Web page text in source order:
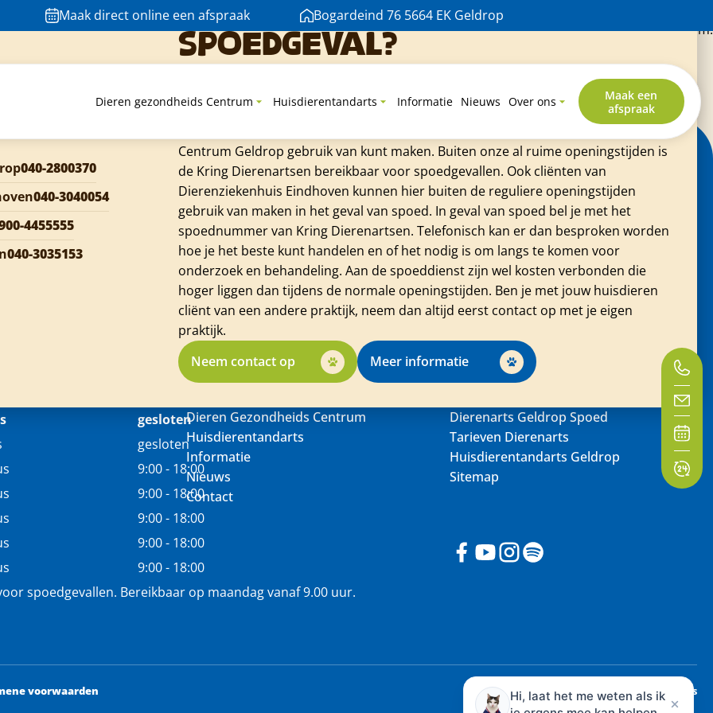
Maak direct online een afspraak Bogardeind 76 5664 EK Geldrop
Dieren gezondheids Centrum Huisdierentandarts Informatie Nieuws Over ons
Maak een
afspraak
Eindhoven. Kon heel snel terecht toen onze kat zich niet lekker voelde, deskundig advies, vriendelijke
zowel mij als mijn kat, kom hier inmiddels ook met mijn 3e kat, en kan niet anders dan heel tevreden zijn .Top Team.
040-2800370
040-3040054
4455555
040-3035153
Spoedgeval?
zorgen. Via ons vaste telefoonnummer hoor je altijd waar je terecht kunt. Ook
buiten openingstijden. Dieren Gezondheids Centrum Geldrop werkt samen met
Centrum Geldrop gebruik van kunt maken. Buiten onze al ruime openingstijden is
de Kring Dierenartsen bereikbaar voor spoedgevallen. Ook cliënten van
Dierenziekenhuis Eindhoven kunnen hier buiten de reguliere openingstijden
gebruik van maken in het geval van spoed. In geval van spoed bel je met het
spoednummer van Kring Dierenartsen. Telefonisch kan er dan besproken worden
hoe je het beste kunt handelen en of het nodig is om langs te komen voor
onderzoek en behandeling. Aan de spoeddienst zijn wel kosten verbonden die
hoger liggen dan tijdens de normale openingstijden. Ben je met jouw huisdieren
cliënt van een andere praktijk, neem dan altijd eerst contact op met je eigen
praktijk.
Neem contact op
Meer informatie
gesloten
gesloten
9:00 - 18:00
9:00 - 18:00
9:00 - 18:00
9:00 - 18:00
9:00 - 18:00
spoedgevallen. Bereikbaar op maandag vanaf 9.00 uur.
Dieren Gezondheids Centrum
Huisdierentandarts
Informatie
Nieuws
Contact
Dierenarts Geldrop Spoed
Tarieven Dierenarts
Huisdierentandarts Geldrop
Sitemap
voorwaarden Made with by Web Wings
Hi, laat het me weten als ik